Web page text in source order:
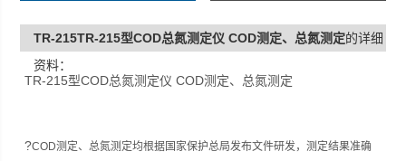
TR-215TR-215型COD总氮测定仪 COD测定、总氮测定的详细
资料：
TR-215型COD总氮测定仪 COD测定、总氮测定
?COD测定、总氮测定均根据国家保护总局发布文件研发，测定结果准确